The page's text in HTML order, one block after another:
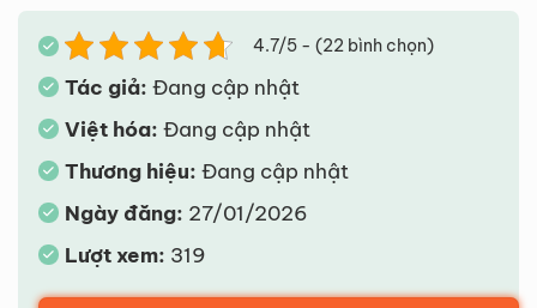
4.7/5 - (22 bình chọn)
Tác giả: Đang cập nhật
Việt hóa: Đang cập nhật
Thương hiệu: Đang cập nhật
Ngày đăng: 27/01/2026
Lượt xem: 319